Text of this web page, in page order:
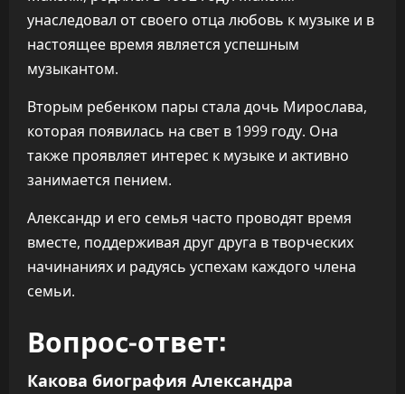
унаследовал от своего отца любовь к музыке и в
настоящее время является успешным
музыкантом.
Вторым ребенком пары стала дочь Мирослава,
которая появилась на свет в 1999 году. Она
также проявляет интерес к музыке и активно
занимается пением.
Александр и его семья часто проводят время
вместе, поддерживая друг друга в творческих
начинаниях и радуясь успехам каждого члена
семьи.
Вопрос-ответ:
Какова биография Александра